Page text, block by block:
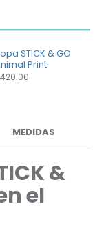
STICK & GO
Print
MEDIDAS
&
el